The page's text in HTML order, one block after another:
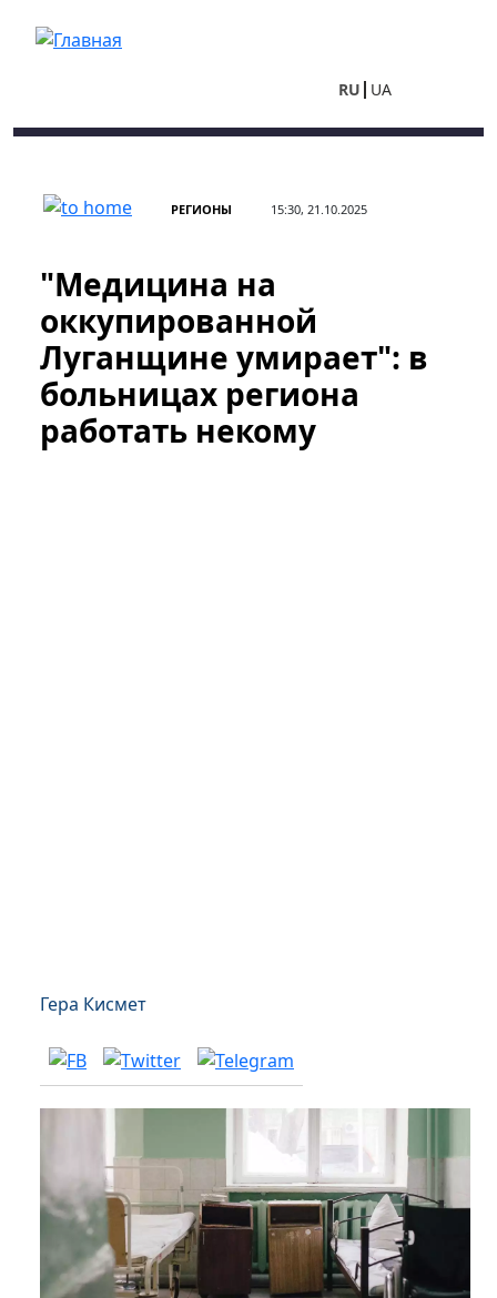
RU UA
РЕГИОНЫ 15:30, 21.10.2025
"Медицина на
оккупированной
Луганщине умирает": в
больницах региона
работать некому
Гера Кисмет